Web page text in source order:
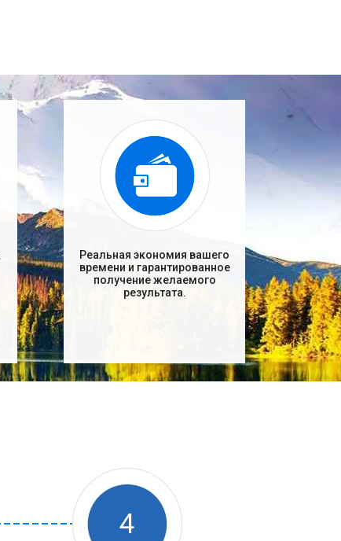
Реальная экономия вашего
времени и гарантированное
получение желаемого
результата.
4